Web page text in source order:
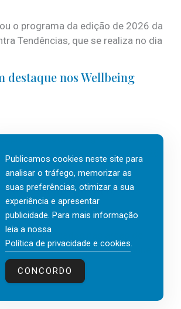
o programa da edição de 2026 da
Tendências, que se realiza no dia
destaque nos Wellbeing
first está de regresso aos
integrando o Top Wellbeing 2026.
um talento místico.»
de três décadas nas áreas de
Vendas e Liderança, Manuel
da...
Publicamos cookies neste site para
analisar o tráfego, memorizar as
suas preferências, otimizar a sua
experiência e apresentar
publicidade. Para mais informação
leia a nossa
Política de privacidade e cookies.
CONCORDO